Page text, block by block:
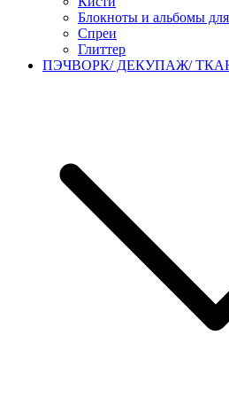
Блокноты и альбомы
Спреи
Глиттер
ПЭЧВОРК/ ДЕКУПАЖ/